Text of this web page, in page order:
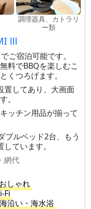
調理器具、カトラリ
ー類
Ⅲ
ご宿泊可能です。
料でBBQを楽しむこ
くつろげます。
置してあり、大画面
。
ッチン用品が揃って
ブルベッド2台、もう
ています。
網代
おしゃれ
Fi
海沿い・海水浴